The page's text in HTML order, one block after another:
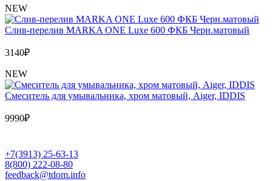
NEW
Слив-перелив MARKA ONE Luxe 600 ФКБ Черн.матовый
3140₽
NEW
Cмеситель для умывальника, хром матовый, Aiger, IDDIS
9990₽
+7(3913) 25-63-13
8(800) 222-08-80
feedback@tdom.info